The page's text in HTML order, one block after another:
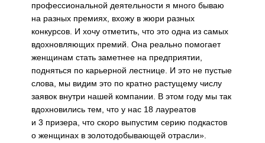
профессиональной деятельности я много бываю
на разных премиях, вхожу в жюри разных
конкурсов. И хочу отметить, что это одна из самых
вдохновляющих премий. Она реально помогает
женщинам стать заметнее на предприятии,
подняться по карьерной лестнице. И это не пустые
слова, мы видим это по кратно растущему числу
заявок внутри нашей компании. В этом году мы так
вдохновились тем, что у нас 18 лауреатов
и 3 призера, что скоро выпустим серию подкастов
о женщинах в золотодобывающей отрасли».